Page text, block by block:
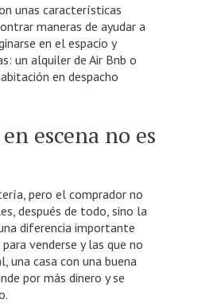
unas características
maneras de ayudar a
en el espacio y
un alquiler de Air Bnb o
en despacho
escena no es
pero el comprador no
después de todo, sino la
diferencia importante
venderse y las que no
una casa con una buena
por más dinero y se